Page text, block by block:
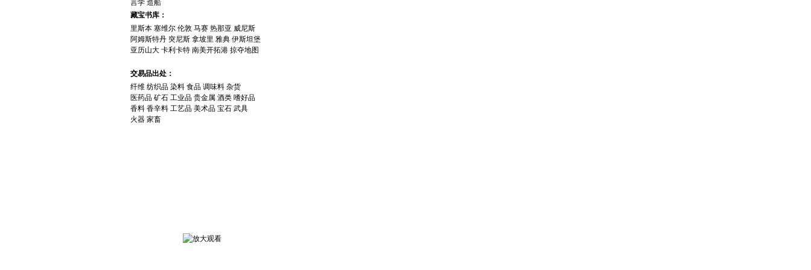
言学 造船
藏宝书库：
里斯本 塞维尔 伦敦 马赛 热那亚 威尼斯
阿姆斯特丹 突尼斯 拿坡里 雅典 伊斯坦堡
亚历山大 卡利卡特 南美开拓港 掠夺地图
交易品出处：
纤维 纺织品 染料 食品 调味料 杂货
医药品 矿石 工业品 贵金属 酒类 嗜好品
香料 香辛料 工艺品 美术品 宝石 武具
火器 家畜